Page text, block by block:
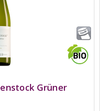
Grüner